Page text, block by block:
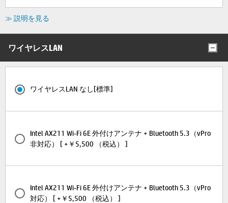
≫ 説明を見る
ワイヤレスLAN
ワイヤレスLAN なし[標準]
Intel AX211 Wi-Fi 6E 外付けアンテナ + Bluetooth 5.3（vPro
非対応） [ +￥5,500 （税込） ]
Intel AX211 Wi-Fi 6E 外付けアンテナ + Bluetooth 5.3（vPro
対応） [ +￥5,500 （税込） ]